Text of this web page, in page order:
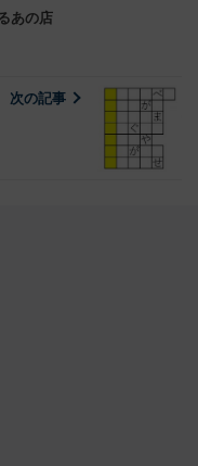
あの店
次の記事